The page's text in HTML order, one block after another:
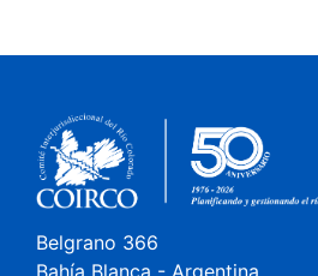
Belgrano 366
Bahía Blanca - Argentina